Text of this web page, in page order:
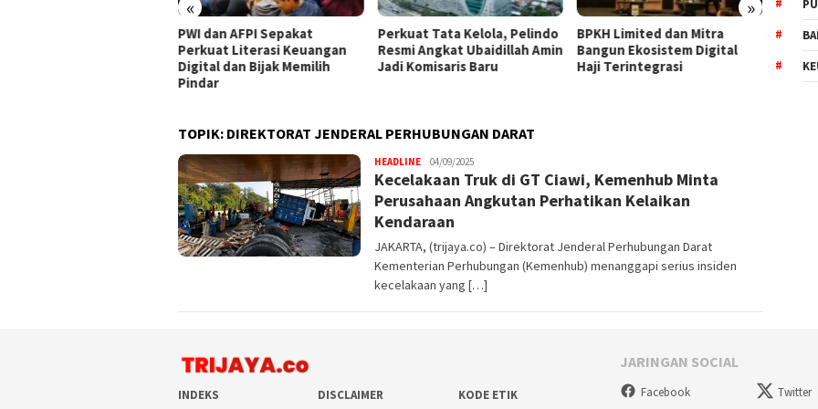
« »
PWI dan AFPI Sepakat
Perkuat Literasi Keuangan
Digital dan Bijak Memilih
Pindar
​Perkuat Tata Kelola, Pelindo
Resmi Angkat Ubaidillah Amin
Jadi Komisaris Baru
BPKH Limited dan Mitra
Bangun Ekosistem Digital
Haji Terintegrasi
WTP
TOPIK: DIREKTORAT JENDERAL PERHUBUNGAN DARAT
HEADLINE Trijaya
.co
04/09/2025
Kecelakaan Truk di GT Ciawi, Kemenhub Minta
Perusahaan Angkutan Perhatikan Kelaikan
Kendaraan
JAKARTA, (trijaya.co) – Direktorat Jenderal Perhubungan Darat
Kementerian Perhubungan (Kemenhub) menanggapi serius insiden
kecelakaan yang […]
INDEKS DISCLAIMER KODE ETIK
JARINGAN SOCIAL
Facebook Twitter